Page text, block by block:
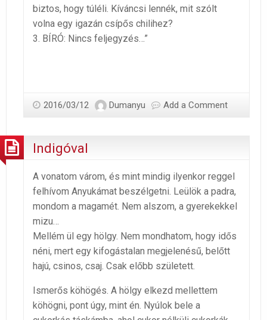
biztos, hogy túléli. Kíváncsi lennék, mit szólt
volna egy igazán csípős chilihez?
3. BÍRÓ: Nincs feljegyzés…”
2016/03/12 Dumanyu Add a Comment
Indigóval
A vonatom várom, és mint mindig ilyenkor reggel
felhívom Anyukámat beszélgetni. Leülök a padra,
mondom a magamét. Nem alszom, a gyerekekkel
mizu…
Mellém ül egy hölgy. Nem mondhatom, hogy idős
néni, mert egy kifogástalan megjelenésű, belőtt
hajú, csinos, csaj. Csak előbb született.
Ismerős köhögés. A hölgy elkezd mellettem
köhögni, pont úgy, mint én. Nyúlok bele a